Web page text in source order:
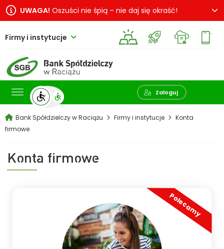
UWAGA! Oszuści nie śpią – nie daj się okraść!
Firmy i instytucje
Zaloguj
Pokaż wyszukiwarkę
Bank Spółdzielczy w Raciążu Firmy i instytucje
Konta
firmowe
Konta firmowe
Polecamy